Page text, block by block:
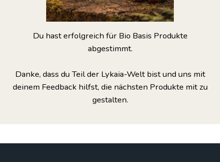
Du hast erfolgreich für Bio Basis Produkte
abgestimmt.
Danke, dass du Teil der Lykaia-Welt bist und uns mit
deinem Feedback hilfst, die nächsten Produkte mit zu
gestalten.